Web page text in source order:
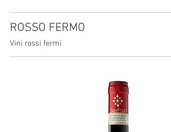
ROSSO FERMO
Vini rossi fermi